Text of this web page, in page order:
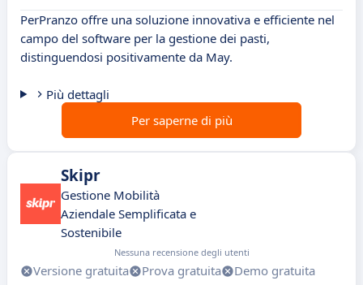
PerPranzo offre una soluzione innovativa e efficiente nel
campo del software per la gestione dei pasti,
distinguendosi positivamente da May.
Più dettagli
Per saperne di più
Skipr
Gestione Mobilità
Aziendale Semplificata e
Sostenibile
Nessuna recensione degli utenti
Versione gratuita Prova gratuita
Demo gratuita